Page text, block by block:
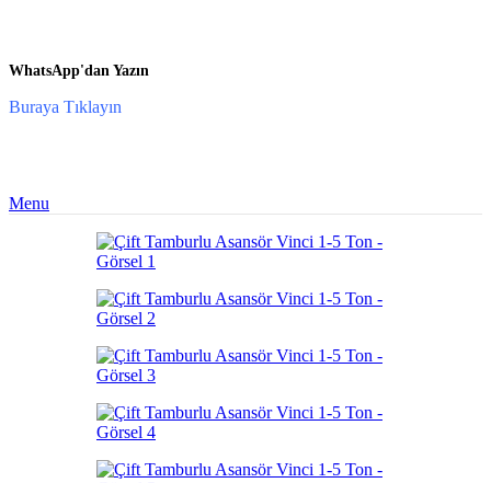
WhatsApp'dan Yazın
Buraya Tıklayın
Menu